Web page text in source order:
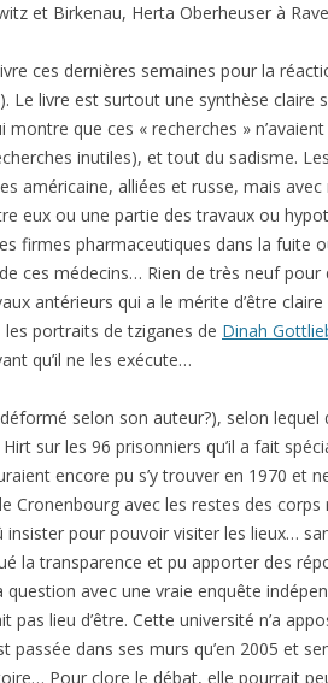
et Birkenau, Herta Oberheuser à
ces dernières semaines pour la
Le livre est surtout une synthèse claire
que ces « recherches » n’avaient
inutiles), et tout du sadisme.
américaine, alliées et russe, mais avec
eux ou une partie des travaux ou
firmes pharmaceutiques dans la fuite
ces médecins… Rien de très neuf pour
antérieurs qui a le mérite d’être
portraits de tziganes de Dinah
qu’il ne les exécute…
selon son auteur?), selon lequel
sur les 96 prisonniers qu’il a fait
encore pu s’y trouver en 1970 et
Cronenbourg avec les restes des corps
insister pour pouvoir visiter les lieux…
la transparence et pu apporter des
avec une vraie enquête
pas lieu d’être. Cette université n’a
passée dans ses murs qu’en 2005 et
Pour clore le débat, elle pourrait